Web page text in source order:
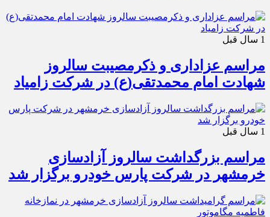
1 سال قبل
مراسم عزاداری و ذکرمصیبت سالروز
شهادت امام محمدتقی(ع) در شرکت زامیاد
1 سال قبل
مراسم بزرگداشت سالروز آزادسازی
خرمشهر در شرکت پارس خودرو برگزار شد